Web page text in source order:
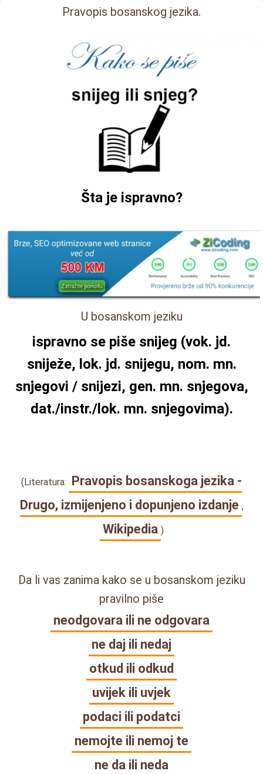
Pravopis bosanskog jezika.
Šta je ispravno?
U bosanskom jeziku
ispravno se piše snijeg (vok. jd.
sniježe, lok. jd. snijegu, nom. mn.
snjegovi / snijezi, gen. mn. snjegova,
dat./instr./lok. mn. snjegovima).
(Literatura:
Pravopis bosanskoga jezika -
Drugo, izmijenjeno i dopunjeno izdanje ,
Wikipedia )
Da li vas zanima kako se u bosanskom jeziku
pravilno piše
neodgovara ili ne odgovara
ne daj ili nedaj
otkud ili odkud
uvijek ili uvjek
podaci ili podatci
nemojte ili nemoj te
ne da ili neda